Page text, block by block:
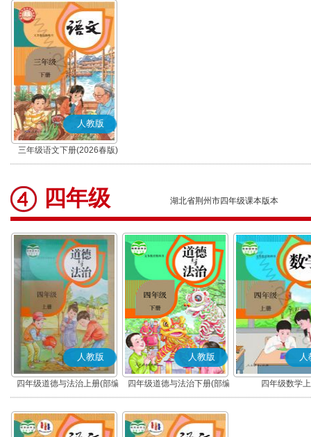
人教版
三年级语文下册(2026春版)
(部编版)
四年级 湖北省荆州市四年级课本版本
人教版
四年级道德与法治上册(部编
版)
人教版
四年级道德与法治下册(部编
版)
人
四年级数学